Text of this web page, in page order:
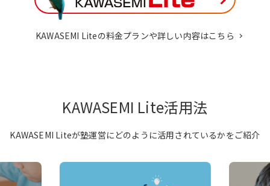
KAWASEMI Liteの料金プランや詳しい内容はこちら
KAWASEMI Lite活用法
KAWASEMI Liteが塾運営にどのように活用されているかをご紹介